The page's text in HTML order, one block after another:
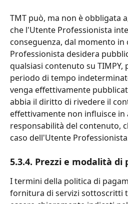
TMT può, ma non è obbligata
che l'Utente Professionista
conseguenza, dal momento in
Professionista desidera
qualsiasi contenuto su
periodo di tempo
venga effettivamente
abbia il diritto di rivedere il
effettivamente non influisce in
responsabilità del contenuto,
caso dell'Utente
5.3.4. Prezzi e modalità di
I termini della politica di
fornitura di servizi sottoscritti